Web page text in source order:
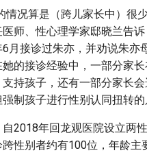
情况算是（跨儿家长中）很
师、性心理学家邸晓兰告诉
月接诊过朱亦，并劝说朱亦
她的接诊经验中，一部分家
持孩子，还有一部分家长
制孩子进行性别认同扭转的
2018年回龙观医院设立两
性别者约有100位，年龄主